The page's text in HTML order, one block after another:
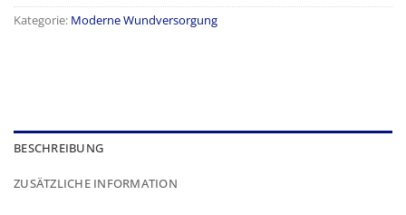
Kategorie: Moderne Wundversorgung
BESCHREIBUNG
ZUSÄTZLICHE INFORMATION